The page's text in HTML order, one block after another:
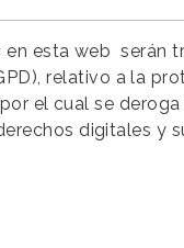
esta web serán
relativo a la
el cual se
digitales y